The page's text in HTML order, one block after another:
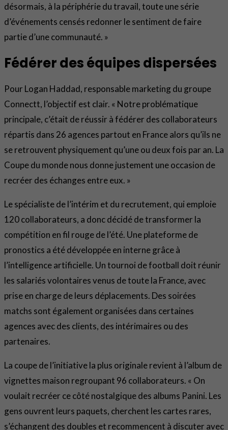
désormais, à la périphérie du travail, toute une série
d’événements censés redonner le sentiment de faire
partie d’une communauté. »
Fédérer des équipes dispersées
Pour Logan Haddad, responsable marketing du groupe
Connectt, l’objectif est clair. « Notre problématique
principale, c’était de réussir à fédérer des collaborateurs
répartis dans 26 agences partout en France alors qu’ils ne
se retrouvent physiquement qu’une ou deux fois par an. La
Coupe du monde nous donne justement une occasion de
recréer des échanges entre eux. »
Le spécialiste de l’intérim et du recrutement, qui emploie
120 collaborateurs, a donc décidé de transformer la
compétition en fil rouge de l’été. Une plateforme de
pronostics a été développée en interne grâce à
l’intelligence artificielle. Un tournoi de football doit réunir
les salariés volontaires venus de toute la France, avec
prise en charge de leurs déplacements. Des soirées
matchs sont également organisées dans certaines
agences avec des clients, des intérimaires ou des
partenaires.
La coupe de l’initiative la plus originale revient à l’album de
vignettes maison regroupant 96 collaborateurs. « On
voulait recréer ce côté nostalgique des albums Panini. Les
gens ouvrent leurs paquets, cherchent les cartes rares,
s’échangent des doubles et recommencent à discuter avec